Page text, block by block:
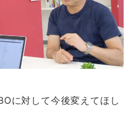
に対して今後変えてほし